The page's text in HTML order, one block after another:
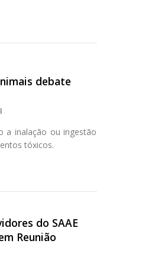
debate
a inalação ou ingestão
tóxicos.
do SAAE
Reunião